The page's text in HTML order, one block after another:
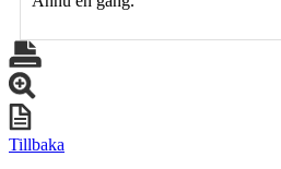
Tillbaka